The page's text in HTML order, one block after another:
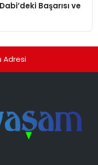
Başarısı ve
Adresi